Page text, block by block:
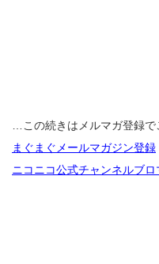
…この続きはメルマガ登録で
まぐまぐメールマガジン登録
ニコニコ公式チャンネルブロ